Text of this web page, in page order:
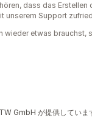
dass das Erstellen
unserem Support
wieder etwas brauchst,
GmbH が提供していま